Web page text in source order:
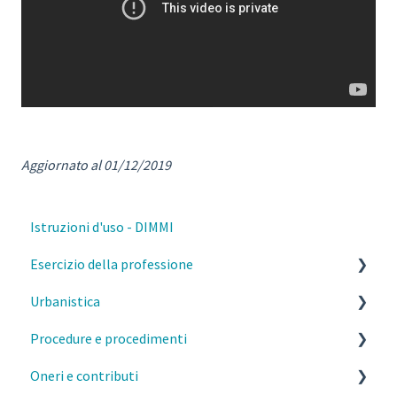
Aggiornato al 01/12/2019
Istruzioni d'uso - DIMMI
Esercizio della professione
Parcelle, contratti e diritto civile
Deontologia
Responsabilità del professionista
Urbanistica
PGT Milano- Norme morfologiche
PGT Milano- Piano delle regole
Procedure e procedimenti
Titoli abilitativi ed edilizi
Oneri e contributi